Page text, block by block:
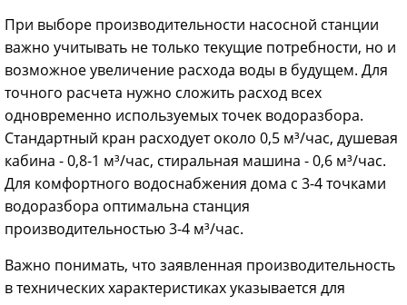
При выборе производительности насосной станции
важно учитывать не только текущие потребности, но и
возможное увеличение расхода воды в будущем. Для
точного расчета нужно сложить расход всех
одновременно используемых точек водоразбора.
Стандартный кран расходует около 0,5 м³/час, душевая
кабина - 0,8-1 м³/час, стиральная машина - 0,6 м³/час.
Для комфортного водоснабжения дома с 3-4 точками
водоразбора оптимальна станция
производительностью 3-4 м³/час.
Важно понимать, что заявленная производительность
в технических характеристиках указывается для